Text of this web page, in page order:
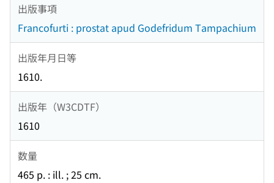
出版事項
Francofurti : prostat apud Godefridum Tampachium
出版年月日等
1610.
出版年（W3CDTF）
1610
数量
465 p. : ill. ; 25 cm.